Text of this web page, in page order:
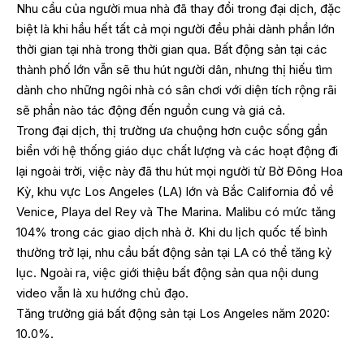
Nhu cầu của người mua nhà đã thay đổi trong đại dịch, đặc
biệt là khi hầu hết tất cả mọi người đều phải dành phần lớn
thời gian tại nhà trong thời gian qua. Bất động sản tại các
thành phố lớn vẫn sẽ thu hút người dân, nhưng thị hiếu tìm
dành cho những ngôi nhà có sân chơi với diện tích rộng rãi
sẽ phần nào tác động đến nguồn cung và giá cả.
Trong đại dịch, thị trường ưa chuộng hơn cuộc sống gần
biển với hệ thống giáo dục chất lượng và các hoạt động đi
lại ngoài trời, việc này đã thu hút mọi người từ Bờ Đông Hoa
Kỳ, khu vực Los Angeles (LA) lớn và Bắc California đổ về
Venice, Playa del Rey và The Marina. Malibu có mức tăng
104% trong các giao dịch nhà ở. Khi du lịch quốc tế bình
thường trở lại, nhu cầu bất động sản tại LA có thể tăng kỷ
lục. Ngoài ra, việc giới thiệu bất động sản qua nội dung
video vẫn là xu hướng chủ đạo.
Tăng trưởng giá bất động sản tại Los Angeles năm 2020:
10.0%.